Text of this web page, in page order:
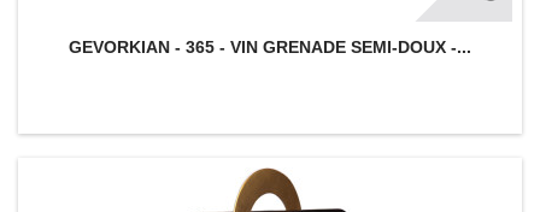
GEVORKIAN - 365 - VIN GRENADE SEMI-DOUX -...